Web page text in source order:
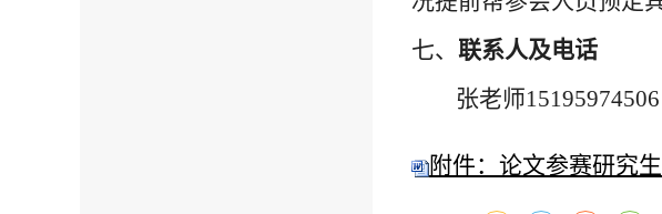
七、 联系人及电话
张老师
附件：论文参赛研究